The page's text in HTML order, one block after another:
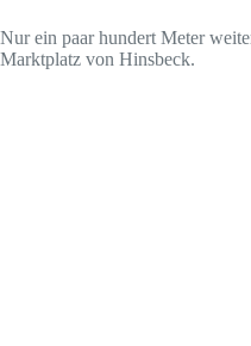
Nur ein paar hundert Meter
Marktplatz von Hinsbeck.